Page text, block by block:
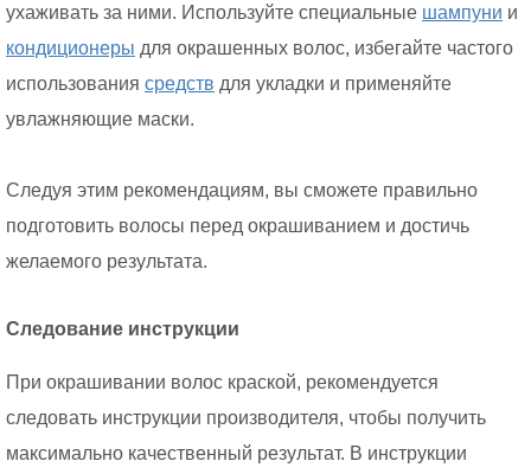
ухаживать за ними. Используйте специальные шампуни и
кондиционеры для окрашенных волос, избегайте частого
использования средств для укладки и применяйте
увлажняющие маски.
Следуя этим рекомендациям, вы сможете правильно
подготовить волосы перед окрашиванием и достичь
желаемого результата.
Следование инструкции
При окрашивании волос краской, рекомендуется
следовать инструкции производителя, чтобы получить
максимально качественный результат. В инструкции